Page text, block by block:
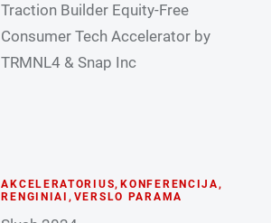
Traction Builder Equity-Free
Consumer Tech Accelerator by
TRMNL4 & Snap Inc
AKCELERATORIUS, KONFERENCIJA,
RENGINIAI , VERSLO PARAMA